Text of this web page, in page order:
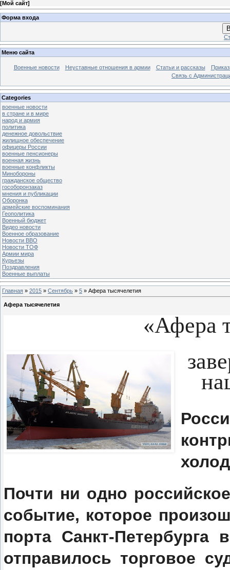
[Мой сайт]
Форма входа
Меню сайта
Военные новости Неуставные отношения в армии Статьи и рассказы
Связь с
Categories
военные новости
в стране и в мире
народ и армия
политика
денежное довольствие
жилищное обеспечение
офицеры России
военные пенсионеры
военная жизнь
военные конфликты
Минобороны
гражданское общество
гособоронзаказ
мнения и публикации
Оборонка
армейские воспоминания
Геополитика
Военный бюджет
Видео новости
Военное образование
Новости ВВО
Новости ТОФ
Армии мира
Курьезы
Поздравления
Военные выплаты
Главная » 2015 » Сентябрь » 5 » Афера тысячелетия
Афера тысячелетия
«Афера
Почти ни одно
событие, которое
порта Санкт-Петербурга
отправилось торговое